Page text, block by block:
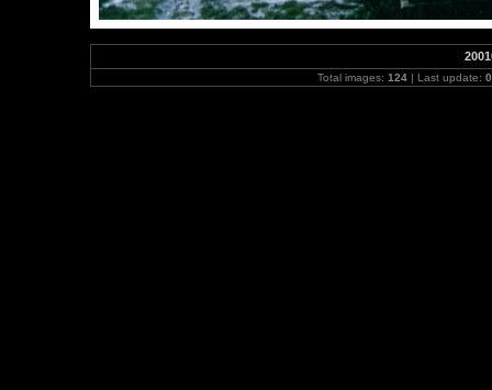
Total images: 124| Last update: